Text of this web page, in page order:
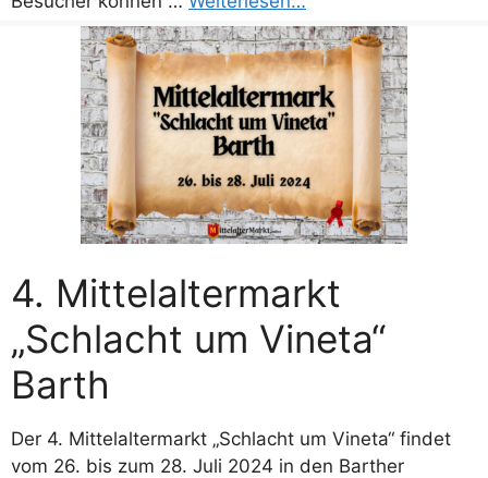
4. Mittelaltermarkt
„Schlacht um Vineta“
Barth
Der 4. Mittelaltermarkt „Schlacht um Vineta“ findet
vom 26. bis zum 28. Juli 2024 in den Barther